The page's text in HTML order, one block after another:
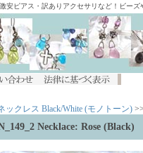
安ピアス・訳ありアクセサリなど！ビー
ックレス Black/White (モノトーン)
Necklace: Rose (Black)